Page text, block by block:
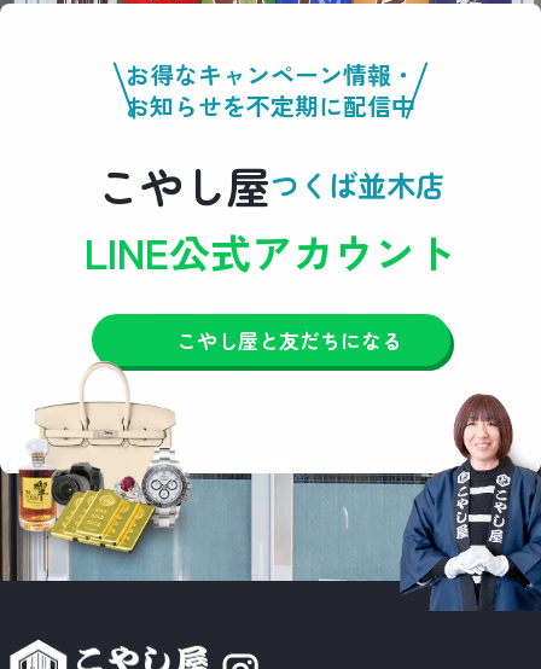
お得なキャンペーン情報・
お知らせを不定期に配信中
こやし屋つくば並木店
LINE公式アカウント
こやし屋と友だちになる